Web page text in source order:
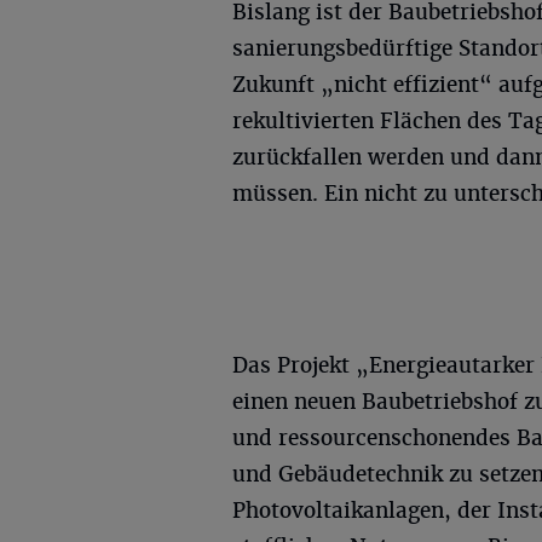
Bislang ist der
sanierungsbedürftige
Zukunft „nicht effizient“
rekultivierten Flächen des
zurückfallen werden und
müssen. Ein nicht zu
Das Projekt
einen neuen Baubetriebshof
und ressourcenschonendes
und Gebäudetechnik zu
Photovoltaikanlagen, der